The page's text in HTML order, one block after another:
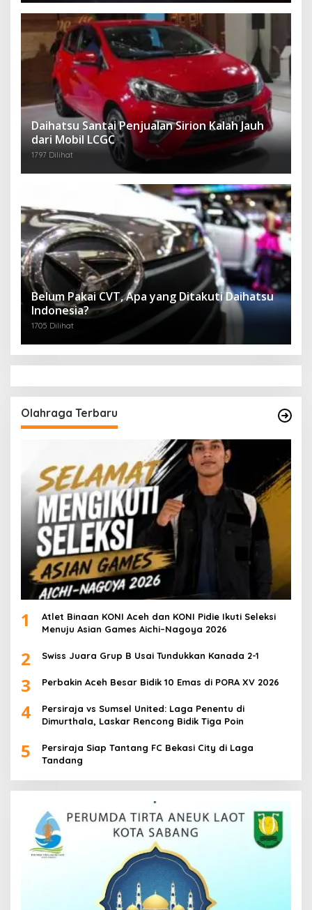
Daihatsu Santai Penjualan Sirion Kalah Jauh
dari Mobil LCGC
1797 Dilihat
Belum Pakai CVT, Apa yang Ditakuti Daihatsu
Indonesia?
1705 Dilihat
Olahraga Terbaru
1
Atlet Binaan KONI Aceh dan KONI Pidie Ikuti Seleksi
Menuju Asian Games Aichi–Nagoya 2026
2 Swiss Juara Grup B Usai Tundukkan Kanada 2-1
3 Perbakin Aceh Besar Bidik 10 Emas di PORA XV 2026
4
Persiraja vs Sumsel United: Laga Penentu di
Dimurthala, Laskar Rencong Bidik Tiga Poin
5
Persiraja Siap Tantang FC Bekasi City di Laga
Tandang